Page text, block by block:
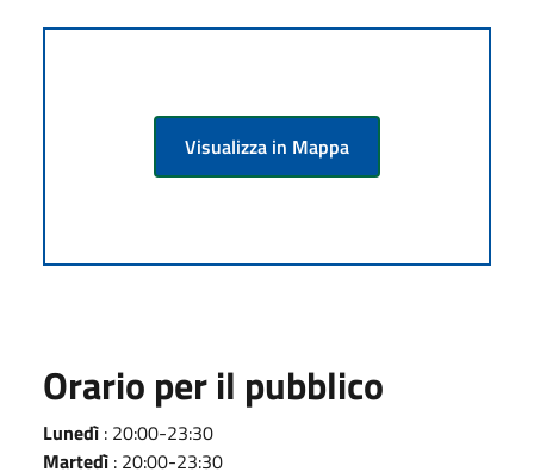
Visualizza in Mappa
Orario per il pubblico
Lunedì : 20:00-23:30
Martedì : 20:00-23:30